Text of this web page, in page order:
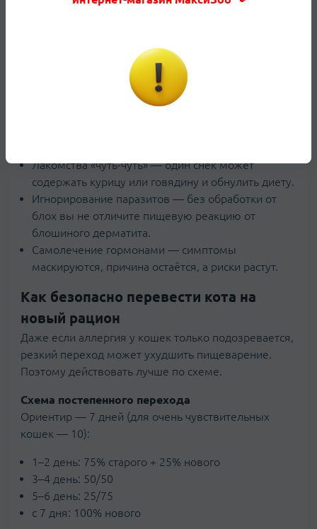
разнообразие хорошо после стабилизации, но не во
Типичные ошибки владельцев
Чаще всего лечение аллергии у кошек буксует из-за
мелких, но регулярных ошибок. Самые частые из
Лакомства «чуть-чуть» — один снек может
содержать курицу или говядину и обнулить диету.
Игнорирование паразитов — без обработки от
блох вы не отличите пищевую реакцию от
блошиного дерматита.
Самолечение гормонами — симптомы
маскируются, причина остаётся, а риски растут.
Как безопасно перевести кота на
новый рацион
Даже если аллергия у кошек только подозревается,
резкий переход может ухудшить пищеварение.
Поэтому действовать лучше по схеме.
Схема постепенного перехода
Ориентир — 7 дней (для очень чувствительных
кошек — 10):
1–2 день: 75% старого + 25% нового
3–4 день: 50/50
5–6 день: 25/75
с 7 дня: 100% нового